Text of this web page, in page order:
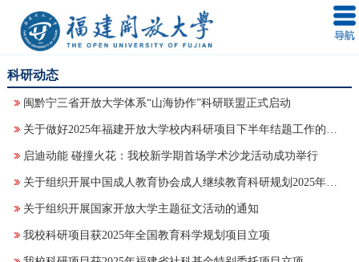
科研动态
闽黔宁三省开放大学体系“山海协作”科研联盟正式启动
启迪动能 碰撞火花：我校新学期首场学术沙龙活动成功举行
关于组织开展中国成人教育协会成人继续教育科研规划2025年度科研课题申报的通知
关于组织开展国家开放大学主题征文活动的通知
我校科研项目获2025年全国教育科学规划项目立项